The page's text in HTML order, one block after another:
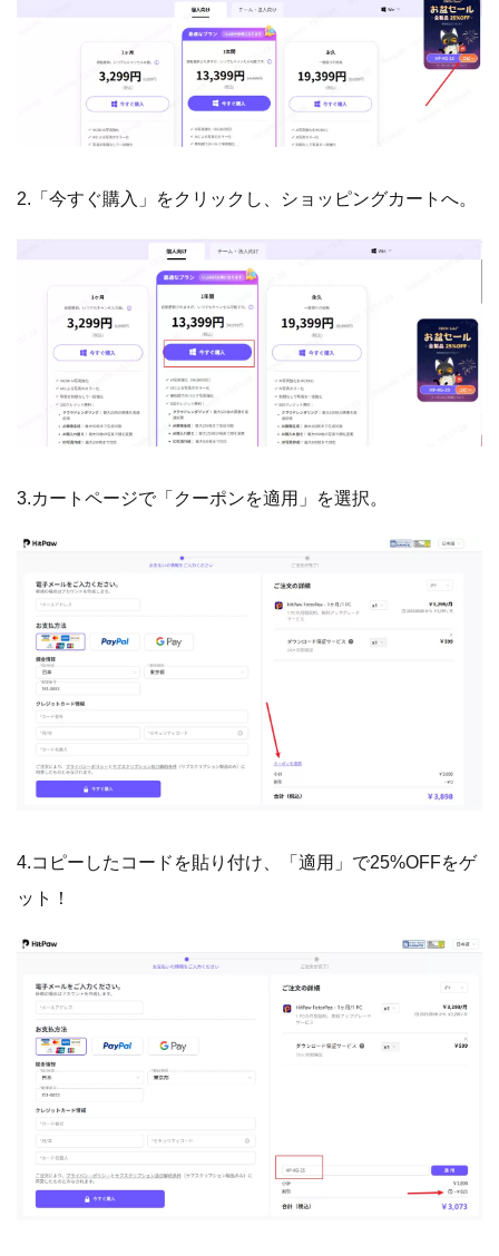
2.「今すぐ購入」をクリックし、ショッピングカートへ。
3.カートページで「クーポンを適用」を選択。
4.コピーしたコードを貼り付け、「適用」で25%OFFをゲ
ット！